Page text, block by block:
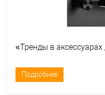
«Тренды в
Подробнее